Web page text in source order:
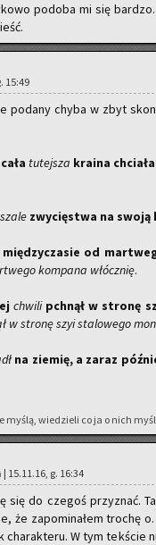
po­do­ba mi się
15:49
po­da­ny chyba w zbyt
tu­tej­sza kra­ina
szale zwy­cię­stwa na swoją
od
kom­pa­na włócz­nię.
chwi­li pchnął w stro­nę
w stro­nę szyi sta­lo­we­go
na zie­mię, a zaraz
myślą, wie­dzie­li co ja o nich
15.11.16, g. 16:34
się do cze­goś przy­znać.
że za­po­mi­na­łem tro­chę
W tym tek­ście